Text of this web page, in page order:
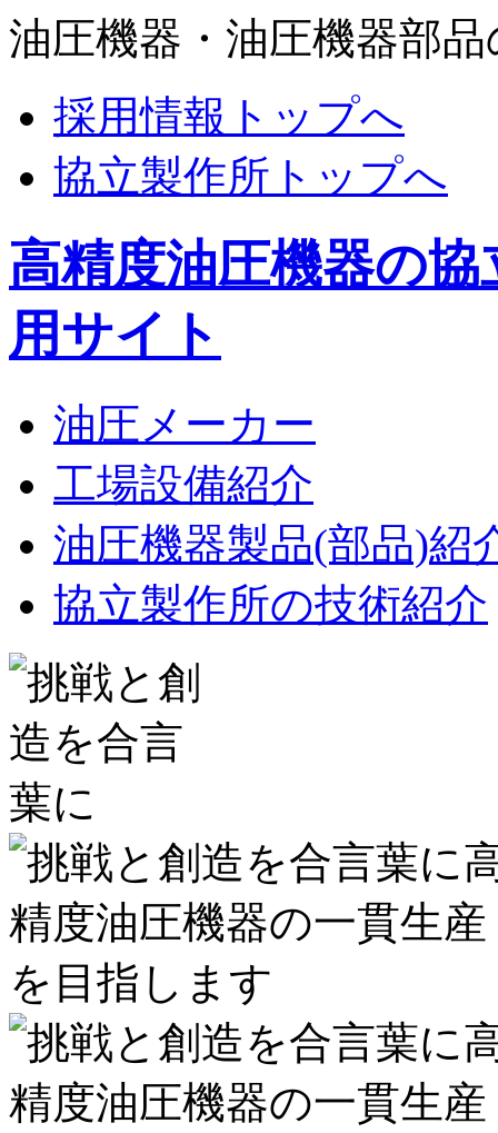
油圧機器・油圧機器部
採用情報トップへ
協立製作所トップへ
高精度油圧機器の
用サイト
油圧メーカー
工場設備紹介
油圧機器製品(部品)紹
協立製作所の技術紹介